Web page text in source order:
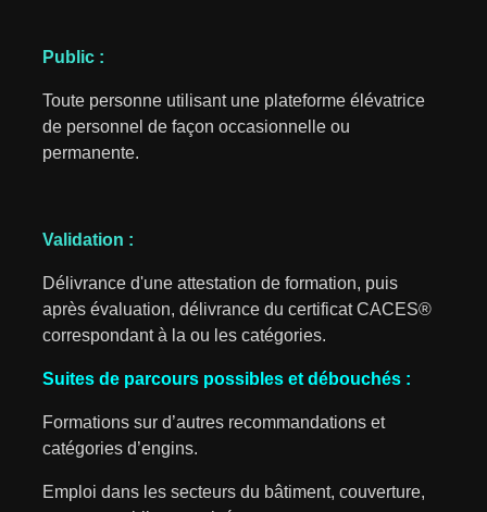
Public :
Toute personne utilisant une plateforme élévatrice
de personnel de façon occasionnelle ou
permanente.
Validation :
Délivrance d'une attestation de formation, puis
après évaluation, délivrance du certificat CACES®
correspondant à la ou les catégories.
Suites de parcours possibles et débouchés :
Formations sur d’autres recommandations et
catégories d’engins.
Emploi dans les secteurs du bâtiment, couverture,